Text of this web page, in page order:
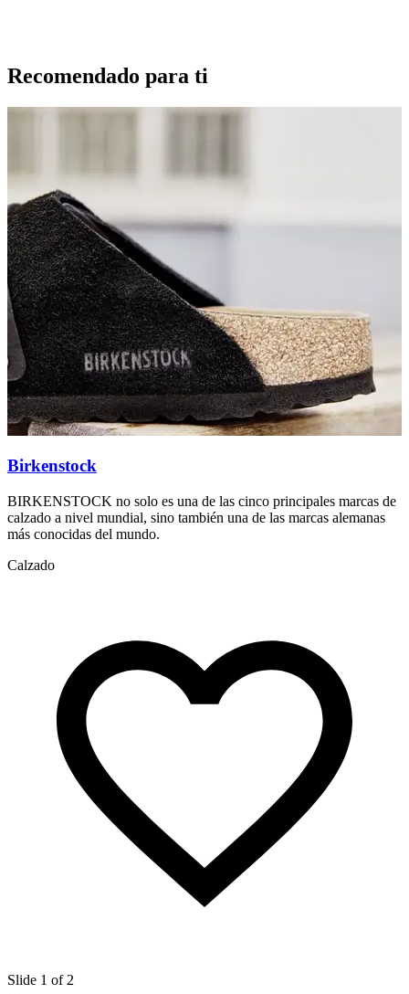
Recomendado para ti
Birkenstock
BIRKENSTOCK no solo es una de las cinco principales marcas de
calzado a nivel mundial, sino también una de las marcas alemanas
más conocidas del mundo.
Calzado
Slide 1 of 2